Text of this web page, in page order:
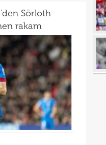
Sörloth
rakam